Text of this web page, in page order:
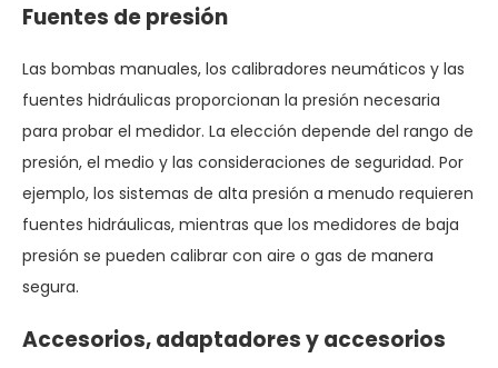
Fuentes de presión
Las bombas manuales, los calibradores neumáticos y las
fuentes hidráulicas proporcionan la presión necesaria
para probar el medidor. La elección depende del rango de
presión, el medio y las consideraciones de seguridad. Por
ejemplo, los sistemas de alta presión a menudo requieren
fuentes hidráulicas, mientras que los medidores de baja
presión se pueden calibrar con aire o gas de manera
segura.
Accesorios, adaptadores y accesorios